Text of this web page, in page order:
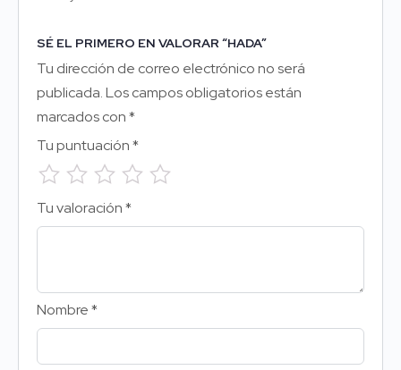
SÉ EL PRIMERO EN VALORAR “HADA”
Tu dirección de correo electrónico no será
publicada.Los campos obligatorios están
marcados con*
Tu puntuación*
Tu valoración*
Nombre*